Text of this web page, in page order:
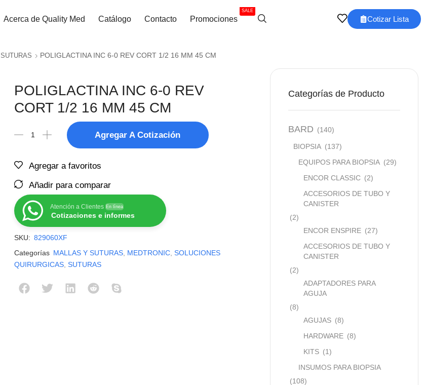
Acerca de Quality Med Catálogo Contacto Promociones
SALE
Cotizar Lista
SUTURAS POLIGLACTINA INC 6-0 REV CORT 1/2 16 MM 45 CM
POLIGLACTINA INC 6-0 REV
CORT 1/2 16 MM 45 CM
Agregar A Cotización
Agregar a favoritos
Añadir para comparar
Atención a Clientes En línea
Cotizaciones e informes
SKU: 829060XF
Categorías MALLAS Y SUTURAS, MEDTRONIC, SOLUCIONES
QUIRURGICAS, SUTURAS
Categorías de Producto
BARD (140)
BIOPSIA (137)
EQUIPOS PARA BIOPSIA (29)
ENCOR CLASSIC (2)
ACCESORIOS DE TUBO Y
CANISTER
(2)
ENCOR ENSPIRE (27)
ACCESORIOS DE TUBO Y
CANISTER
(2)
ADAPTADORES PARA
AGUJA
(8)
AGUJAS (8)
HARDWARE (8)
KITS (1)
INSUMOS PARA BIOPSIA
(108)